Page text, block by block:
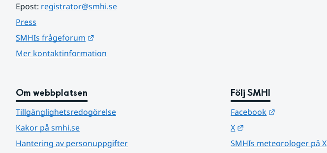
Epost: registrator@smhi.se
Press
SMHIs frågeforum
Mer kontaktinformation
Om webbplatsen
Tillgänglighetsredogörelse
Kakor på smhi.se
Hantering av personuppgifter
Följ SMHI
Facebook
X
SMHIs meteorologer på X